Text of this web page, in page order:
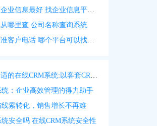
哪个软件查企业信息最好 找企业信息平台 app
哪里查 公司名称查询系统
哪里能买精准客户电话 哪个平台可以找客户资源
如何选择合适的在线CRM系统:以客套CRM系统为例
统：企业高效管理的得力助手
线索转化，销售增长不再难
安全吗 在线CRM系统安全性